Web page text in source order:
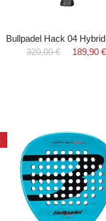
Bullpadel Hack 04
320,00 €
189,90 €